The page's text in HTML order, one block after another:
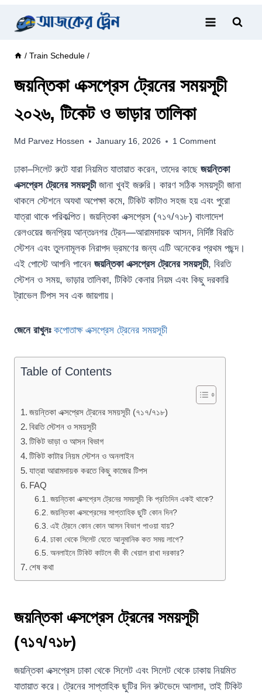
/ Train Schedule /
জয়ন্তিকা এক্সপ্রেস ট্রেনের সময়সূচী
২০২৬, টিকেট ও ভাড়ার তালিকা
Md Parvez Hossen January 16, 2026 1 Comment
ঢাকা–সিলেট রুটে যারা নিয়মিত যাতায়াত করেন, তাদের কাছে জয়ন্তিকা
এক্সপ্রেস ট্রেনের সময়সূচীজানা খুবই জরুরি। কারণ সঠিক সময়সূচী জানা
থাকলে স্টেশনে অযথা অপেক্ষা কমে, টিকিট কাটাও সহজ হয় এবং পুরো
যাত্রা থাকে পরিকল্পিত। জয়ন্তিকা এক্সপ্রেস (৭১৭/৭১৮) বাংলাদেশ
রেলওয়ের জনপ্রিয় আন্তঃনগর ট্রেন—আরামদায়ক আসন, নির্দিষ্ট বিরতি
স্টেশন এবং তুলনামূলক নিরাপদ ভ্রমণের জন্য এটি অনেকের প্রথম পছন্দ।
এই পোস্টে আপনি পাবেন জয়ন্তিকা এক্সপ্রেস ট্রেনের সময়সূচী, বিরতি
স্টেশন ও সময়, ভাড়ার তালিকা, টিকিট কেনার নিয়ম এবং কিছু দরকারি
ট্রাভেল টিপস সব এক জায়গায়।
জেনে রাখুনঃ কপোতাক্ষ এক্সপ্রেস ট্রেনের সময়সূচী
Table of Contents
জয়ন্তিকা এক্সপ্রেস ট্রেনের সময়সূচী (৭১৭/৭১৮)
বিরতি স্টেশন ও সময়সূচী
টিকিট ভাড়া ও আসন বিভাগ
টিকিট কাটার নিয়ম স্টেশন ও অনলাইন
যাত্রা আরামদায়ক করতে কিছু কাজের টিপস
FAQ
জয়ন্তিকা এক্সপ্রেস ট্রেনের সময়সূচী কি প্রতিদিন একই থাকে?
জয়ন্তিকা এক্সপ্রেসের সাপ্তাহিক ছুটি কোন দিন?
এই ট্রেনে কোন কোন আসন বিভাগ পাওয়া যায়?
ঢাকা থেকে সিলেট যেতে আনুমানিক কত সময় লাগে?
অনলাইনে টিকিট কাটলে কী কী খেয়াল রাখা দরকার?
শেষ কথা
জয়ন্তিকা এক্সপ্রেস ট্রেনের সময়সূচী
(৭১৭/৭১৮)
জয়ন্তিকা এক্সপ্রেস ঢাকা থেকে সিলেট এবং সিলেট থেকে ঢাকায় নিয়মিত
যাতায়াত করে। ট্রেনের সাপ্তাহিক ছুটির দিন রুটভেদে আলাদা, তাই টিকিট